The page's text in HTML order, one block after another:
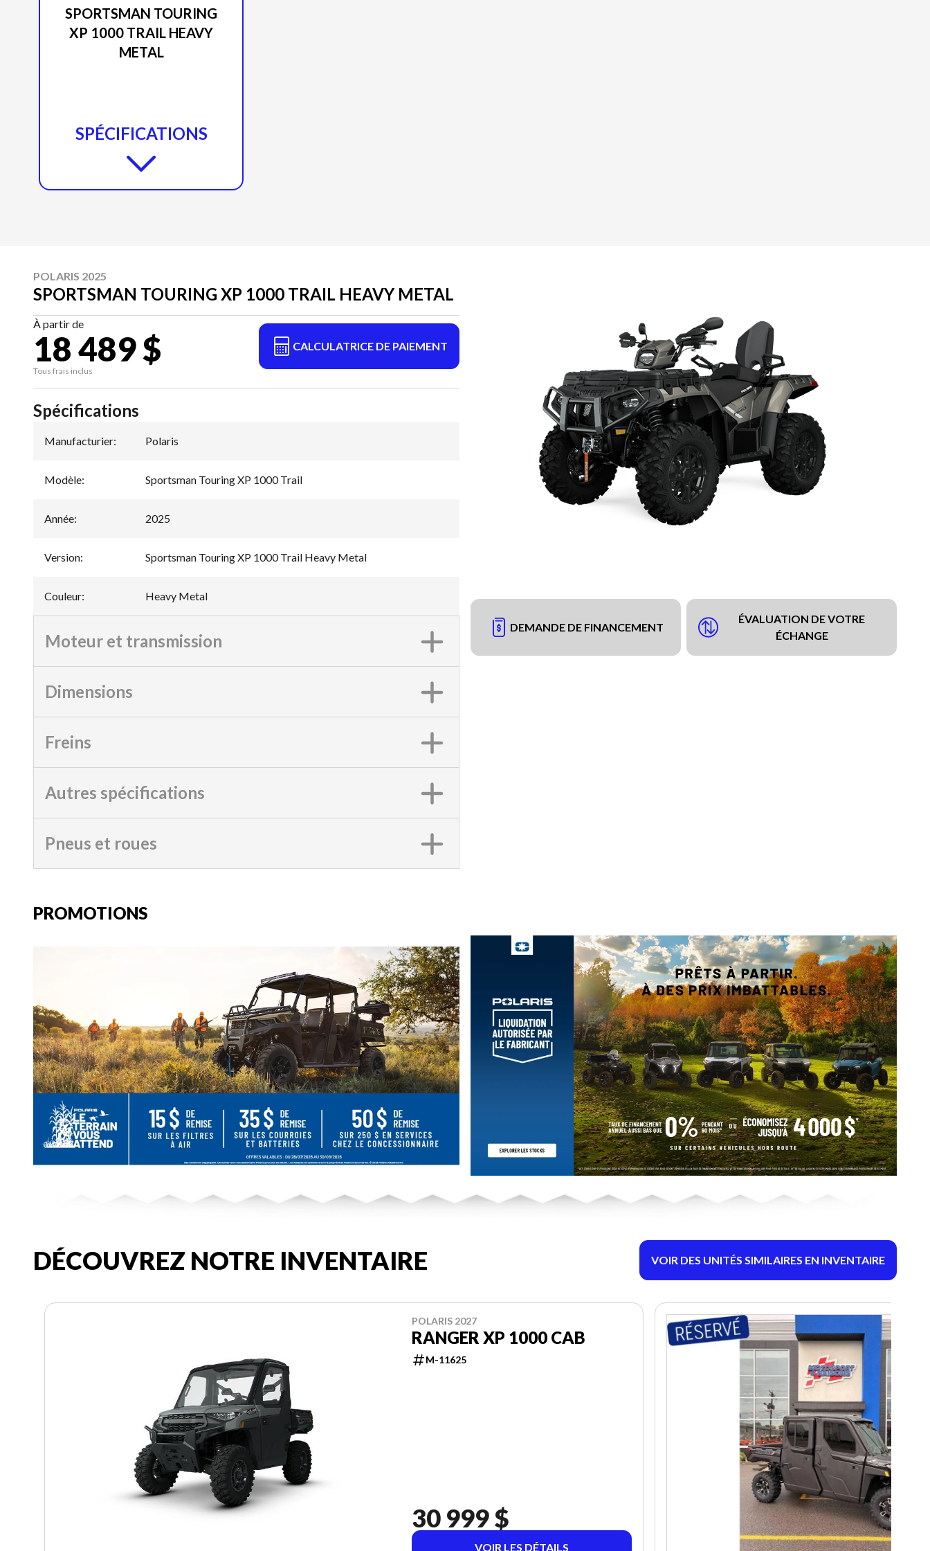
SPORTSMAN TOURING
XP 1000 TRAIL HEAVY
METAL
SPÉCIFICATIONS
POLARIS 2025
SPORTSMAN TOURING XP 1000 TRAIL HEAVY METAL
À partir de
18 489 $
Tous frais inclus
CALCULATRICE DE PAIEMENT
DEMANDE DE FINANCEMENT
ÉVALUATION DE VOTRE
ÉCHANGE
Spécifications
Manufacturier: Polaris
Modèle: Sportsman Touring XP 1000 Trail
Année: 2025
Version: Sportsman Touring XP 1000 Trail Heavy Metal
Couleur: Heavy Metal
Moteur et transmission
Dimensions
Freins
Autres spécifications
Pneus et roues
PROMOTIONS
DÉCOUVREZ NOTRE INVENTAIRE VOIR DES UNITÉS SIMILAIRES EN INVENTAIRE
POLARIS 2027
RANGER XP 1000 CAB
M-11625
30 999 $
VOIR LES DÉTAILS